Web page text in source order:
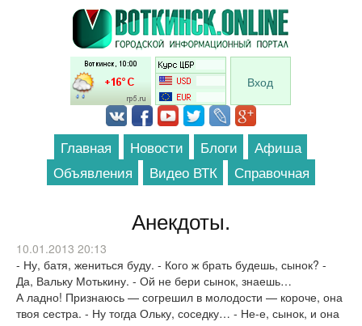
Перейти к основному содержанию
Вход
Главная Новости Блоги
Афиша
Объявления
Видео ВТК Справочная
Анекдоты.
10.01.2013 20:13
- Ну, батя, жениться буду. - Кого ж брать будешь, сынок? -
Да, Вальку Мотькину. - Ой не бери сынок, знаешь…
А ладно! Признаюсь — согрешил в молодости — короче, она
твоя сестра. - Ну тогда Ольку, соседку… - Не-е, сынок, и она